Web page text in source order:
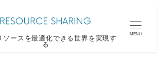
ソースを最適化できる世界を実現す
る
MENU